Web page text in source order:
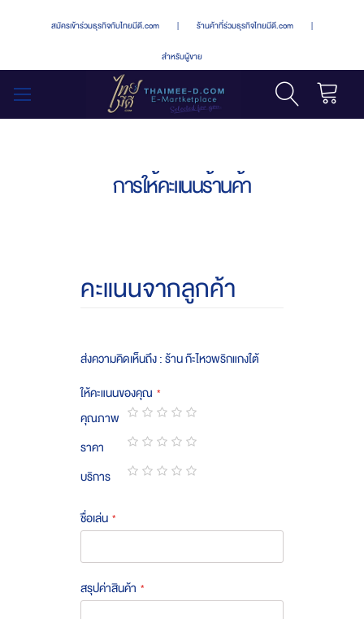
สมัครเข้าร่วมธุรกิจกับไทยมีดี.com | ร้านค้าที่ร่วมธุรกิจไทยมีดี.com |
สำหรับผู้ขาย
การให้คะแนนร้านค้า
คะแนนจากลูกค้า
ส่งความคิดเห็นถึง : ร้าน ก๊ะไหวพริกแกงใต้
ให้คะแนนของคุณ
คุณภาพ
1
star
2
stars
3
stars
4
stars
5
stars
ราคา
1
star
2
stars
3
stars
4
stars
5
stars
บริการ
ชื่อเล่น
สรุปค่าสินค้า